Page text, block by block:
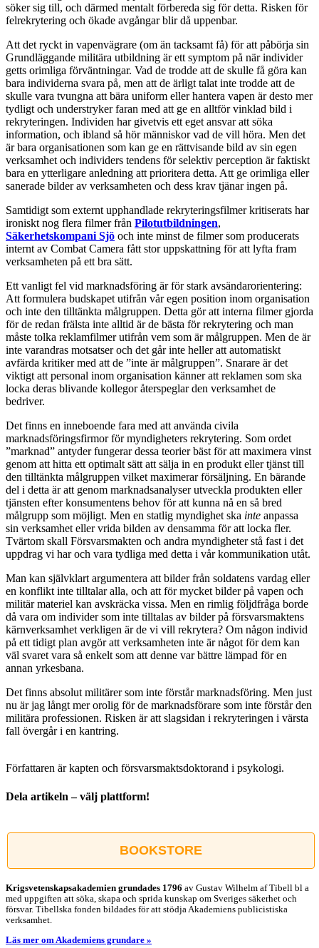
söker sig till, och därmed mentalt förbereda sig för detta. Risken för
felrekrytering och ökade avgångar blir då uppenbar.
Att det ryckt in vapenvägrare (om än tacksamt få) för att påbörja sin
Grundläggande militära utbildning är ett symptom på när individer
getts orimliga förväntningar. Vad de trodde att de skulle få göra kan
bara individerna svara på, men att de ärligt talat inte trodde att de
skulle vara tvungna att bära uniform eller hantera vapen är desto mer
tydligt och understryker faran med att ge en alltför vinklad bild i
rekryteringen. Individen har givetvis ett eget ansvar att söka
information, och ibland så hör människor vad de vill höra. Men det
är bara organisationen som kan ge en rättvisande bild av sin egen
verksamhet och individers tendens för selektiv perception är faktiskt
bara en ytterligare anledning att prioritera detta. Att ge orimliga eller
sanerade bilder av verksamheten och dess krav tjänar ingen på.
Samtidigt som externt upphandlade rekryteringsfilmer kritiserats har
ironiskt nog flera filmer från Pilotutbildningen,
Säkerhetskompani Sjö och inte minst de filmer som producerats
internt av Combat Camera fått stor uppskattning för att lyfta fram
verksamheten på ett bra sätt.
Ett vanligt fel vid marknadsföring är för stark avsändarorientering:
Att formulera budskapet utifrån vår egen position inom organisation
och inte den tilltänkta målgruppen. Detta gör att interna filmer gjorda
för de redan frälsta inte alltid är de bästa för rekrytering och man
måste tolka reklamfilmer utifrån vem som är målgruppen. Men de är
inte varandras motsatser och det går inte heller att automatiskt
avfärda kritiker med att de ”inte är målgruppen”. Snarare är det
viktigt att personal inom organisation känner att reklamen som ska
locka deras blivande kollegor återspeglar den verksamhet de
bedriver.
Det finns en inneboende fara med att använda civila
marknadsföringsfirmor för myndigheters rekrytering. Som ordet
”marknad” antyder fungerar dessa teorier bäst för att maximera vinst
genom att hitta ett optimalt sätt att sälja in en produkt eller tjänst till
den tilltänkta målgruppen vilket maximerar försäljning. En bärande
del i detta är att genom marknadsanalyser utveckla produkten eller
tjänsten efter konsumentens behov för att kunna nå en så bred
målgrupp som möjligt. Men en statlig myndighet ska inte anpassa
sin verksamhet eller vrida bilden av densamma för att locka fler.
Tvärtom skall Försvarsmakten och andra myndigheter stå fast i det
uppdrag vi har och vara tydliga med detta i vår kommunikation utåt.
Man kan självklart argumentera att bilder från soldatens vardag eller
en konflikt inte tilltalar alla, och att för mycket bilder på vapen och
militär materiel kan avskräcka vissa. Men en rimlig följdfråga borde
då vara om individer som inte tilltalas av bilder på försvarsmaktens
kärnverksamhet verkligen är de vi vill rekrytera? Om någon individ
på ett tidigt plan avgör att verksamheten inte är något för dem kan
väl svaret vara så enkelt som att denne var bättre lämpad för en
annan yrkesbana.
Det finns absolut militärer som inte förstår marknadsföring. Men just
nu är jag långt mer orolig för de marknadsförare som inte förstår den
militära professionen. Risken är att slagsidan i rekryteringen i värsta
fall övergår i en kantring.
Författaren är kapten och försvarsmaktsdoktorand i psykologi.
Dela artikeln – välj plattform!
post
BOOKSTORE
Krigsvetenskap­sakademien grundades 1796 av Gustav Wilhelm af Tibell bl a
med uppgiften att söka, skapa och sprida kunskap om Sveriges säkerhet och
försvar. Tibellska fonden bildades för att stödja Akademiens publicistiska
verksamhet.
Läs mer om Akademiens grundare »